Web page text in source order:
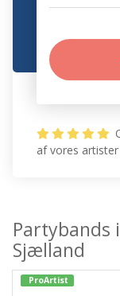
af vores artister
Partybands
Sjælland
ProArtist